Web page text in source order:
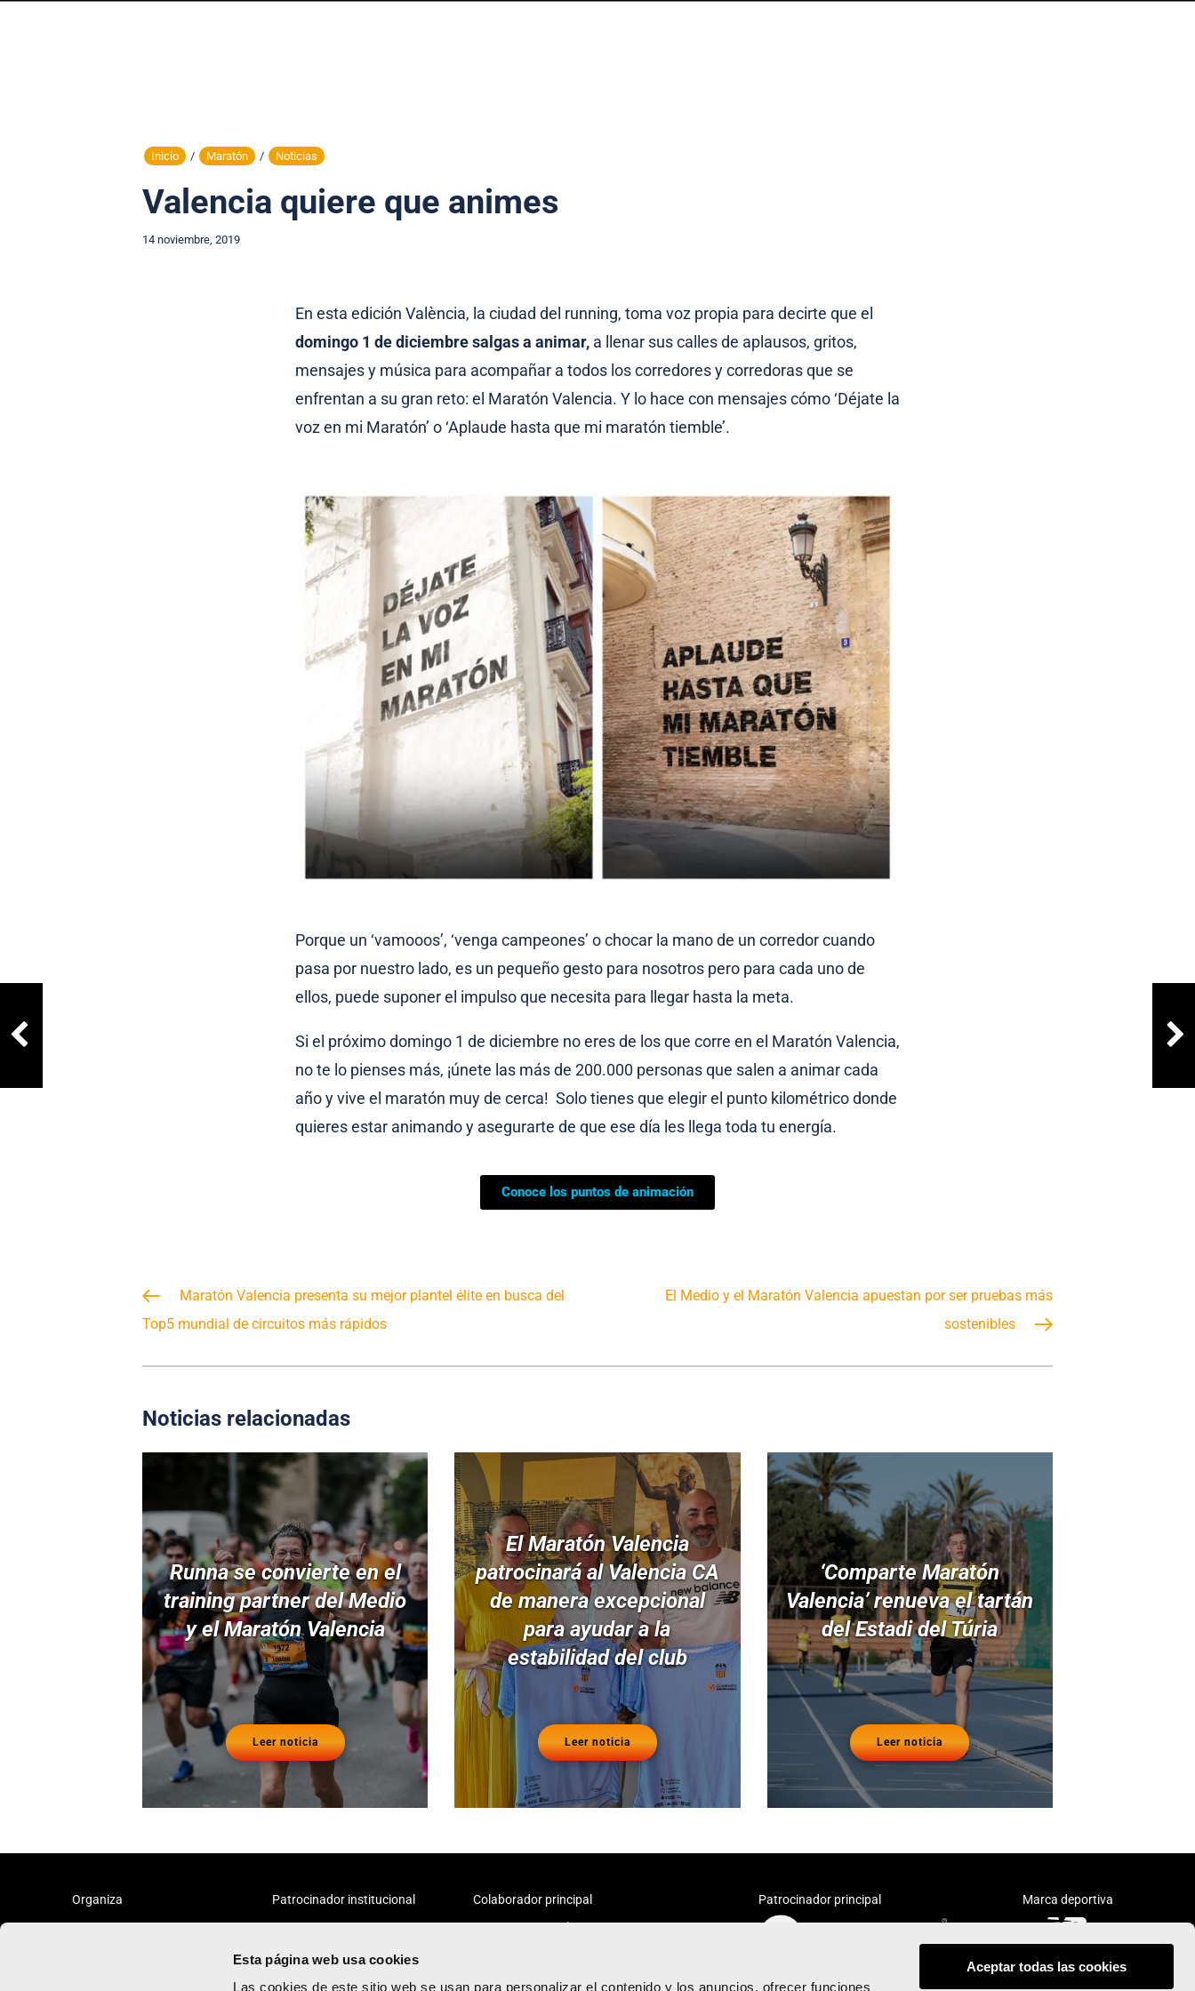
Esta página web usa cookies
Las cookies de este sitio web se usan para personalizar el contenido y los anuncios, ofrecer funciones
Aceptar todas las cookies
Inicio / Maratón / Noticias
Valencia quiere que animes
14 noviembre, 2019
En esta edición València, la ciudad del running, toma voz propia para decirte que el
domingo 1 de diciembre salgas a animar, a llenar sus calles de aplausos, gritos,
mensajes y música para acompañar a todos los corredores y corredoras que se
enfrentan a su gran reto: el Maratón Valencia. Y lo hace con mensajes cómo ‘Déjate la
voz en mi Maratón’ o ‘Aplaude hasta que mi maratón tiemble’.
Porque un ‘vamooos’, ‘venga campeones’ o chocar la mano de un corredor cuando
pasa por nuestro lado, es un pequeño gesto para nosotros pero para cada uno de
ellos, puede suponer el impulso que necesita para llegar hasta la meta.
Si el próximo domingo 1 de diciembre no eres de los que corre en el Maratón Valencia,
no te lo pienses más, ¡únete las más de 200.000 personas que salen a animar cada
año y vive el maratón muy de cerca! Solo tienes que elegir el punto kilométrico donde
quieres estar animando y asegurarte de que ese día les llega toda tu energía.
Conoce los puntos de animación
Maratón Valencia presenta su mejor plantel élite en busca del
Top5 mundial de circuitos más rápidos
El Medio y el Maratón Valencia apuestan por ser pruebas más
sostenibles
Noticias relacionadas
Runna se convierte en el
training partner del Medio
y el Maratón Valencia
Leer noticia
El Maratón Valencia
patrocinará al Valencia CA
de manera excepcional
para ayudar a la
estabilidad del club
Leer noticia
‘Comparte Maratón
Valencia’ renueva el tartán
del Estadi del Túria
Leer noticia
Organiza Patrocinador institucional Colaborador principal Patrocinador principal Marca deportiva